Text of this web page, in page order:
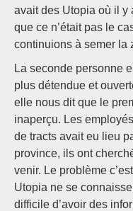
avait des Utopia où il y
que ce n’était pas le
continuions à semer la
La seconde personne
plus détendue et
elle nous dit que le
inaperçu. Les
de tracts avait eu lieu
province, ils ont
venir. Le problème
Utopia ne se
difficile d’avoir des